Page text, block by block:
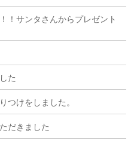
！サンタさんからプレゼント
た
つけをしました。
だきました